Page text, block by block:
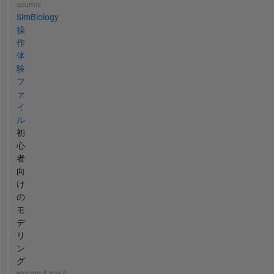
soumis
SimBiology
操
作
体
験
フ
ァ
イ
ル
初
心
者
向
け
の
モ
デ
リ
ン
グ